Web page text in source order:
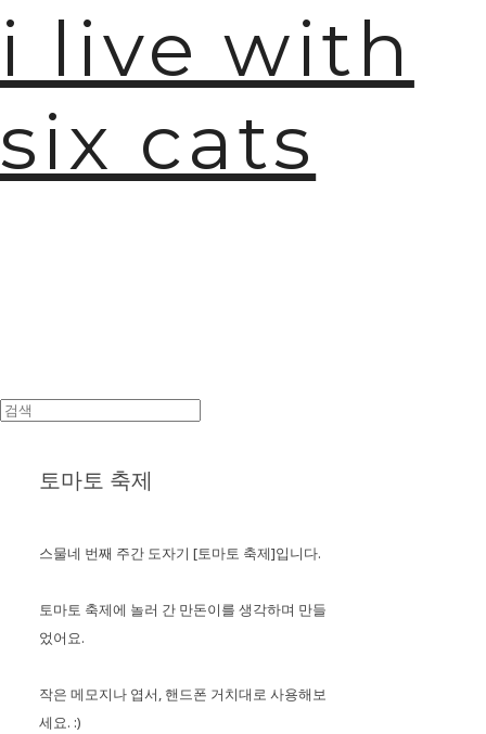
i live with
six cats
토마토 축제
스물네 번째 주간 도자기 [토마토 축제]입니다.
토마토 축제에 놀러 간 만돈이를 생각하며 만들
었어요.
작은 메모지나 엽서, 핸드폰 거치대로 사용해보
세요. :)